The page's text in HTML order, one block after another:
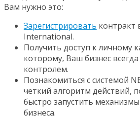
Вам нужно это:
Зарегистрировать контракт
International.
Получить доступ к личному
которому, Ваш бизнес
контролем.
Познакомиться с системой
четкий алгоритм действий,
быстро запустить
бизнеса.